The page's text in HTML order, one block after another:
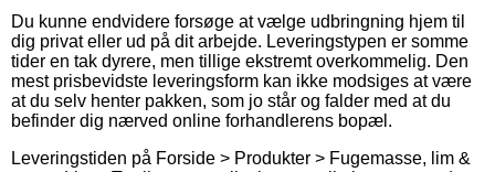
Du kunne endvidere forsøge at vælge udbringning hjem til
dig privat eller ud på dit arbejde. Leveringstypen er somme
tider en tak dyrere, men tillige ekstremt overkommelig. Den
mest prisbevidste leveringsform kan ikke modsiges at være
at du selv henter pakken, som jo står og falder med at du
befinder dig nærved online forhandlerens bopæl.
Leveringstiden på Forside > Produkter > Fugemasse, lim &